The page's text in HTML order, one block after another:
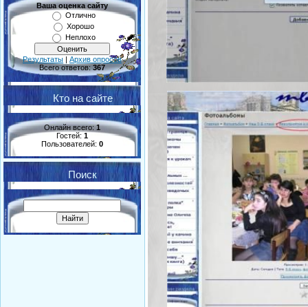
Ваша оценка сайту
Отлично
Хорошо
Неплохо
Результаты | Архив опросов
Всего ответов: 367
Кто на сайте
Онлайн всего:1
Гостей: 1
Пользователей: 0
Поиск